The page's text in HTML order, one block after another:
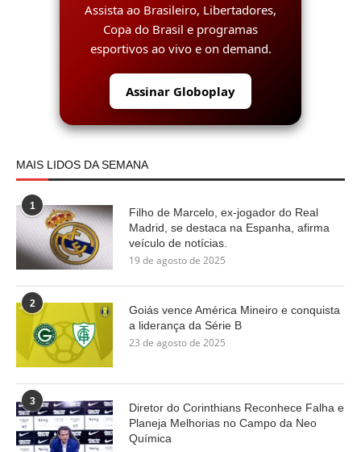
Assista ao Brasileiro, Libertadores,
Copa do Brasil e programas
esportivos ao vivo e on demand.
Assinar Globoplay
MAIS LIDOS DA SEMANA
1
Filho de Marcelo, ex-jogador do Real
Madrid, se destaca na Espanha, afirma
veículo de notícias.
19 de agosto de 2025
2
Goiás vence América Mineiro e conquista
a liderança da Série B
23 de agosto de 2025
3
Diretor do Corinthians Reconhece Falha e
Planeja Melhorias no Campo da Neo
Química